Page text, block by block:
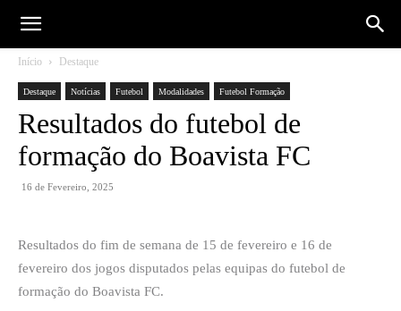
Início Destaque
Destaque Notícias Futebol Modalidades Futebol Formação
Resultados do futebol de
formação do Boavista FC
16 de Fevereiro, 2025
Resultados do fim de semana de 15 de fevereiro e 16 de
fevereiro dos jogos disputados pelas equipas do futebol de
formação do Boavista FC.